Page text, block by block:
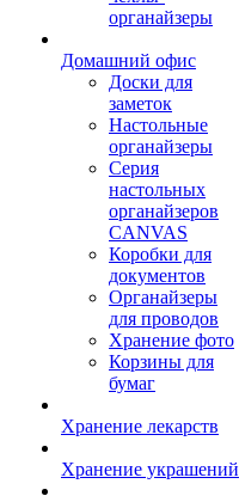
органайзеры
Домашний офис
Доски для
заметок
Настольные
органайзеры
Серия
настольных
органайзеров
CANVAS
Коробки для
документов
Органайзеры
для проводов
Хранение фото
Корзины для
бумаг
Хранение лекарств
Хранение украшений